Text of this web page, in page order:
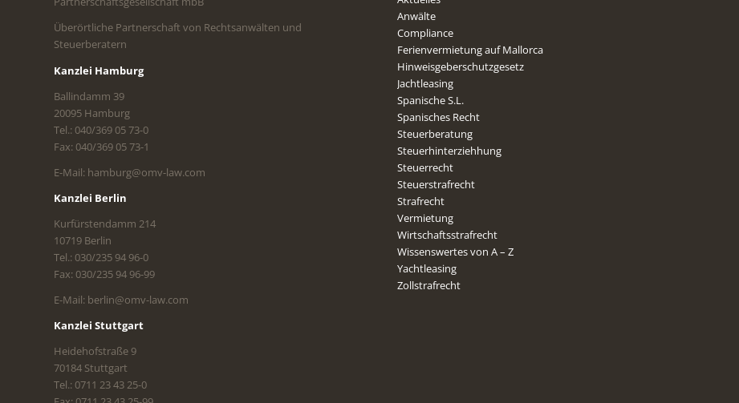
Überörtliche Partnerschaft von Rechtsanwälten und
Steuerberatern
Kanzlei Hamburg
Ballindamm 39
20095 Hamburg
Tel.: 040/369 05 73-0
Fax: 040/369 05 73-1
E-Mail: hamburg@omv-law.com
Kanzlei Berlin
Kurfürstendamm 214
10719 Berlin
Tel.: 030/235 94 96-0
Fax: 030/235 94 96-99
E-Mail: berlin@omv-law.com
Kanzlei Stuttgart
Heidehofstraße 9
70184 Stuttgart
Tel.: 0711 23 43 25-0
Anwälte
Compliance
Ferienvermietung auf Mallorca
Hinweisgeberschutzgesetz
Jachtleasing
Spanische S.L.
Spanisches Recht
Steuerberatung
Steuerhinterziehhung
Steuerrecht
Steuerstrafrecht
Strafrecht
Vermietung
Wirtschaftsstrafrecht
Wissenswertes von A – Z
Yachtleasing
Zollstrafrecht